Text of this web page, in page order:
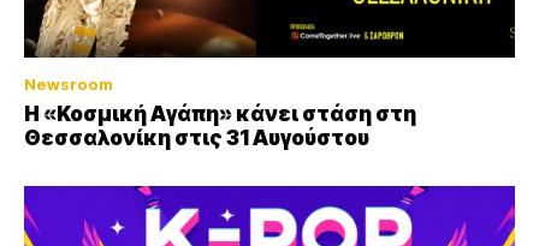
Newsroom
Η «Κοσμική Αγάπη» κάνει στάση στη
Θεσσαλονίκη στις 31 Αυγούστου